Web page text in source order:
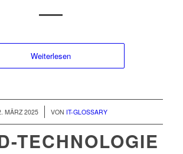
Weiterlesen
MÄRZ 2025
/ VON IT-GLOSSARY
TECHNOLOGIE